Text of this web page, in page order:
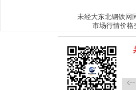
未经大东北钢铁网
市场行情价格